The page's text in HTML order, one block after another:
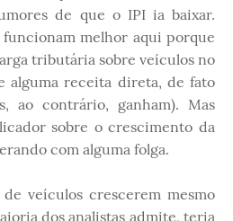
de que o IPI ia baixar.
funcionam melhor aqui porque
tributária sobre veículos no
alguma receita direta, de fato
ao contrário, ganham). Mas
sobre o crescimento da
com alguma folga.
veículos crescerem mesmo
dos analistas admite, teria